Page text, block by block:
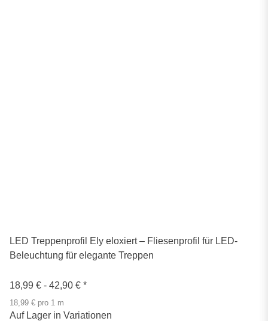
LED Treppenprofil Ely eloxiert – Fliesenprofil für LED-
Beleuchtung für elegante Treppen
18,99 € - 42,90 € *
18,99 € pro 1 m
Auf Lager in Variationen